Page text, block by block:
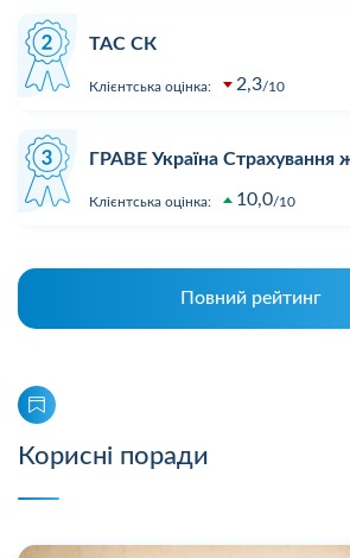
ТАС СК
Клієнтська оцінка: 2,3 10
ГРАВЕ Україна Страхування
Клієнтська оцінка: 10,0 10
Повний рейтинг
Корисні поради